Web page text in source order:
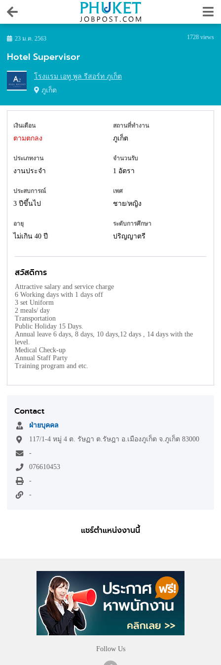
23 ม.ค. 2563 1728 views
Hotel Supervisor
โรงแรม เอทู พูล รีสอร์ท ภูเก็ต
ภูเก็ต
เงินเดือน
ตามตกลง
สถานที่ทำงาน
ภูเก็ต
ประเภทงาน
งานประจำ
จำนวนรับ
1 อัตรา
ประสบการณ์
3 ปีขึ้นไป
เพศ
ชาย/หญิง
อายุ
ไม่เกิน 40 ปี
ระดับการศึกษา
ปริญญาตรี
สวัสดิการ
Attractive salary and service charge
6 Working days with 1 days off
3 set Uniform
2 meals/ day
Transportation
Public Holiday 15 Days.
Annual leave 6 days, 8 days, 10 days,12 days , 14 days with the
level.
Medical Check-up
Annual Staff Party
Training program and etc.
Contact
ฝ่ายบุคคล
117/1-4 หมู่ 4 ต. รัษฏา ต.รัษฎา อ.เมืองภูเก็ต จ.ภูเก็ต 83000
-
076610453
-
-
แชร์ตำแหน่งงานนี้
Follow Us